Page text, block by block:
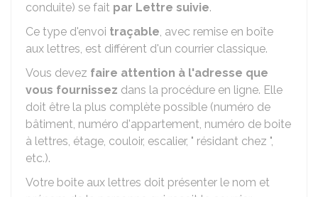
conduite) se fait par Lettre suivie.
Ce type d'envoi traçable, avec remise en boîte
aux lettres, est différent d'un courrier classique.
Vous devez faire attention à l'adresse que
vous fournissez dans la procédure en ligne. Elle
doit être la plus complète possible (numéro de
bâtiment, numéro d'appartement, numéro de boite
à lettres, étage, couloir, escalier, " résidant chez ",
etc.).
Votre boite aux lettres doit présenter le nom et